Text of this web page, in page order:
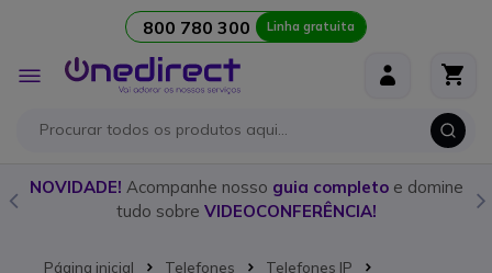
800 780 300 Linha gratuita
Alternar
Nav
NOVIDADE! Acompanhe nosso guia completoe domine
tudo sobre VIDEOCONFERÊNCIA!
Página inicial Telefones
Telefones IP